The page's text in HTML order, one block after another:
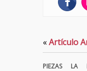
«Artículo
PIEZAS LA